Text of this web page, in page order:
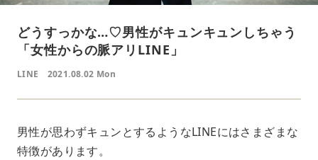
どうすっかな…♡男性がキュンキュンしちゃう
「女性からの脈アリLINE」
LINE 2021.08.02 Mon
男性が思わずキュンとするようなLINEにはさまざまな
特徴があります。